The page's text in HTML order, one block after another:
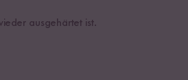
ausgehärtet ist.